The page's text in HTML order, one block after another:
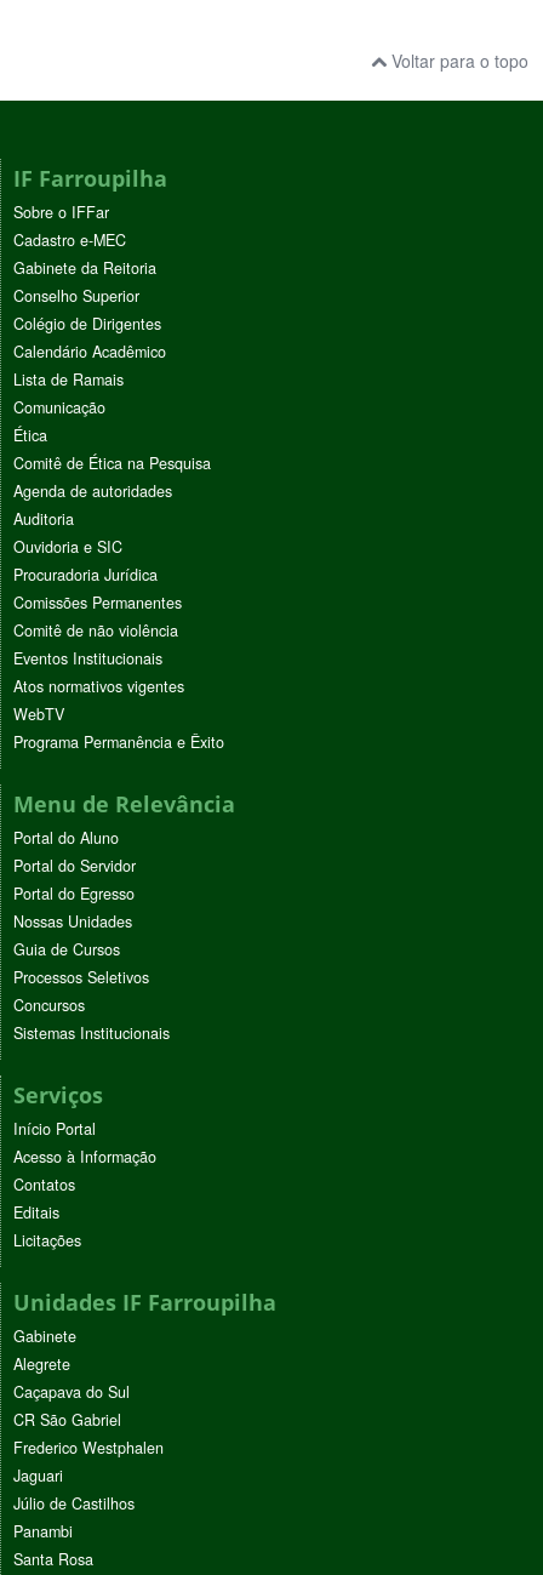
Voltar para o topo
IF Farroupilha
Sobre o IFFar
Cadastro e-MEC
Gabinete da Reitoria
Conselho Superior
Colégio de Dirigentes
Calendário Acadêmico
Lista de Ramais
Comunicação
Ética
Comitê de Ética na Pesquisa
Agenda de autoridades
Auditoria
Ouvidoria e SIC
Procuradoria Jurídica
Comissões Permanentes
Comitê de não violência
Eventos Institucionais
Atos normativos vigentes
WebTV
Programa Permanência e Êxito
Menu de Relevância
Portal do Aluno
Portal do Servidor
Portal do Egresso
Nossas Unidades
Guia de Cursos
Processos Seletivos
Concursos
Sistemas Institucionais
Serviços
Início Portal
Acesso à Informação
Contatos
Editais
Licitações
Unidades IF Farroupilha
Gabinete
Alegrete
Caçapava do Sul
CR São Gabriel
Frederico Westphalen
Jaguari
Júlio de Castilhos
Panambi
Santa Rosa